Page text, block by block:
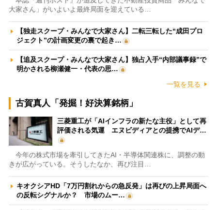
大家さん」がいよいよ最終局面を迎えている…
【独走スクープ・みんなで大家さん】二転三転した“成田プロ
ジェクト”の計画変更の裏で起き…
【追及スクープ・みんなで大家さん】独占入手“内部議事録”で
明かされる柳瀬健一・代表の思…
一覧を見る
古賀真人「発掘！好決算銘柄」
三菱重工が「AIインフラの新たな主役」として再
評価される気運 エヌビディアとの提携でAIデ…
今年の株式市場を牽引してきたAI・半導体関連株に、調整の動
きが広がっている。そうしたなか、再び注目…
キオクシアHD「7万円割れからの急反発」は再びの上昇局面へ
の反転シグナルか？ 市場のムー…